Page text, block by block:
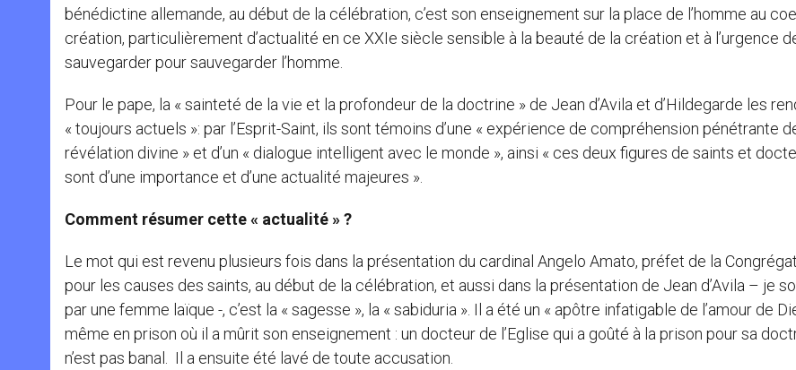
bénédictine allemande, au début de la célébration, c’est son enseignement sur la place de l’homme au
création, particulièrement d’actualité en ce XXIe siècle sensible à la beauté de la création et à l’urgence
sauvegarder pour sauvegarder l’homme.
Pour le pape, la « sainteté de la vie et la profondeur de la doctrine » de Jean d’Avila et d’Hildegarde les
« toujours actuels »: par l’Esprit-Saint, ils sont témoins d’une « expérience de compréhension pénétrante
révélation divine » et d’un « dialogue intelligent avec le monde », ainsi « ces deux figures de saints et
sont d’une importance et d’une actualité majeures ».
Comment résumer cette « actualité » ?
Le mot qui est revenu plusieurs fois dans la présentation du cardinal Angelo Amato, préfet de la
pour les causes des saints, au début de la célébration, et aussi dans la présentation de Jean d’Avila – je
par une femme laïque -, c’est la « sagesse », la « sabiduria ». Il a été un « apôtre infatigable de l’amour de
même en prison où il a mûrit son enseignement : un docteur de l’Eglise qui a goûté à la prison pour sa
n’est pas banal. Il a ensuite été lavé de toute accusation.